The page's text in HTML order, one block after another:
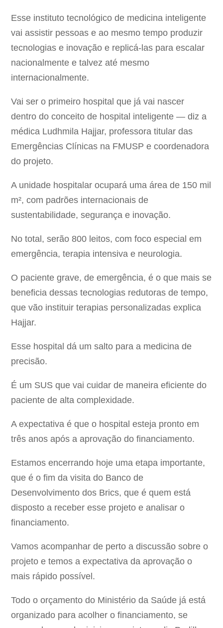
Esse instituto tecnológico de medicina inteligente
vai assistir pessoas e ao mesmo tempo produzir
tecnologias e inovação e replicá-las para escalar
nacionalmente e talvez até mesmo
internacionalmente.
Vai ser o primeiro hospital que já vai nascer
dentro do conceito de hospital inteligente — diz a
médica Ludhmila Hajjar, professora titular das
Emergências Clínicas na FMUSP e coordenadora
do projeto.
A unidade hospitalar ocupará uma área de 150 mil
m², com padrões internacionais de
sustentabilidade, segurança e inovação.
No total, serão 800 leitos, com foco especial em
emergência, terapia intensiva e neurologia.
O paciente grave, de emergência, é o que mais se
beneficia dessas tecnologias redutoras de tempo,
que vão instituir terapias personalizadas explica
Hajjar.
Esse hospital dá um salto para a medicina de
precisão.
É um SUS que vai cuidar de maneira eficiente do
paciente de alta complexidade.
A expectativa é que o hospital esteja pronto em
três anos após a aprovação do financiamento.
Estamos encerrando hoje uma etapa importante,
que é o fim da visita do Banco de
Desenvolvimento dos Brics, que é quem está
disposto a receber esse projeto e analisar o
financiamento.
Vamos acompanhar de perto a discussão sobre o
projeto e temos a expectativa da aprovação o
mais rápido possível.
Todo o orçamento do Ministério da Saúde já está
organizado para acolher o financiamento, se